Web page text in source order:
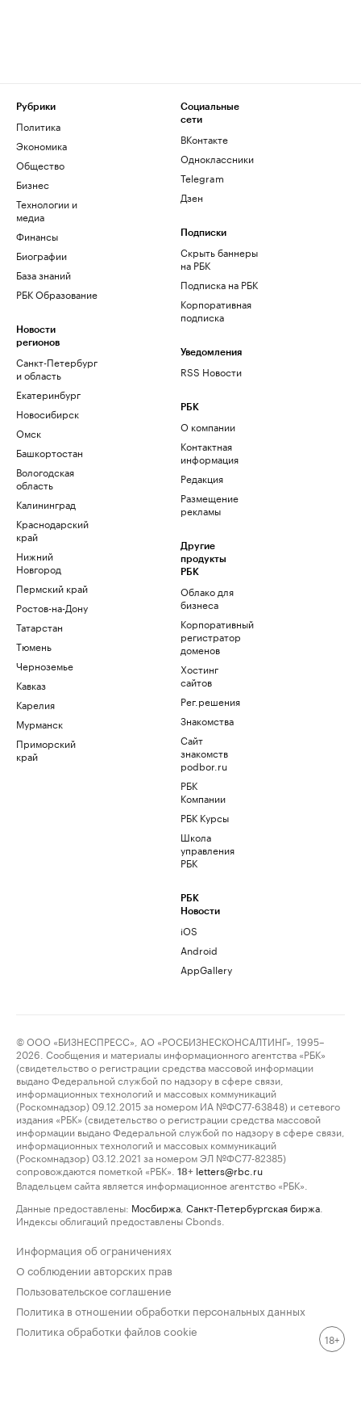
Рубрики
Политика
Экономика
Общество
Бизнес
Технологии и
медиа
Финансы
Биографии
База знаний
РБК Образование
Новости
регионов
Санкт-Петербург
и область
Екатеринбург
Новосибирск
Омск
Башкортостан
Вологодская
область
Калининград
Краснодарский
край
Нижний
Новгород
Пермский край
Ростов-на-Дону
Татарстан
Тюмень
Черноземье
Кавказ
Карелия
Мурманск
Приморский
край
Социальные
сети
ВКонтакте
Одноклассники
Telegram
Дзен
Подписки
Скрыть баннеры
на РБК
Подписка на РБК
Корпоративная
подписка
Уведомления
RSS Новости
РБК
О компании
Контактная
информация
Редакция
Размещение
рекламы
Другие
продукты
РБК
Облако для
бизнеса
Корпоративный
регистратор
доменов
Хостинг
сайтов
Рег.решения
Знакомства
Сайт
знакомств
podbor.ru
РБК
Компании
РБК Курсы
Школа
управления
РБК
РБК
Новости
iOS
Android
AppGallery
© ООО «БИЗНЕСПРЕСС», АО «РОСБИЗНЕСКОНСАЛТИНГ», 1995–
2026. Сообщения и материалы информационного агентства «РБК»
(свидетельство о регистрации средства массовой информации
выдано Федеральной службой по надзору в сфере связи,
информационных технологий и массовых коммуникаций
(Роскомнадзор) 09.12.2015 за номером ИА №ФС77-63848) и сетевого
издания «РБК» (свидетельство о регистрации средства массовой
информации выдано Федеральной службой по надзору в сфере связи,
информационных технологий и массовых коммуникаций
(Роскомнадзор) 03.12.2021 за номером ЭЛ №ФС77-82385)
сопровождаются пометкой «РБК».
18+ letters@rbc.ru
Владельцем сайта является информационное агентство «РБК».
Данные предоставлены: Мосбиржа Санкт-Петербургская биржа
Индексы облигаций предоставлены Cbonds.
Информация об ограничениях
О соблюдении авторских прав
Пользовательское соглашение
Политика в отношении обработки персональных данных
Политика обработки файлов cookie
18+